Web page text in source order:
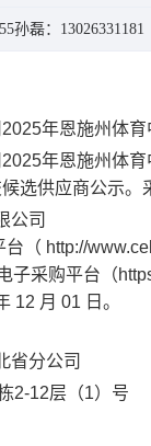
孙磊：13026331181
2025年恩施州体
2025年恩施州体
候选供应商公示。
公司
台（ http://
子采购平台（
12 月 01 日。
省分公司
2-12层（1）号